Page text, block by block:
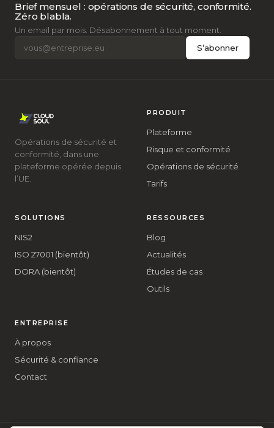
Brief mensuel : opérations de sécurité, conformité.
Zéro blabla.
Un email par mois. Désabonnement à tout moment.
S’abonner
Opérations de sécurité et
conformité, dans une
plateforme opérée depuis
l’UE.
PRODUIT
Plateforme
Risque et conformité
Opérations de sécurité
Tarifs
SOLUTIONS
NIS2
ISO 27001 (bientôt)
DORA (bientôt)
RESSOURCES
Blog
Actualités
Études de cas
Outils
ENTREPRISE
À propos
Sécurité & confiance
Contact